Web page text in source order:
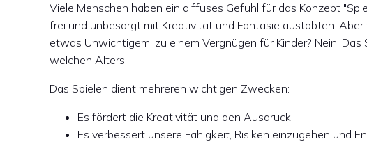
Viele Menschen haben ein diffuses Gefühl für das Konzept
frei und unbesorgt mit Kreativität und Fantasie austobten.
etwas Unwichtigem, zu einem Vergnügen für Kinder? Nein!
welchen Alters.
Das Spielen dient mehreren wichtigen Zwecken:
Es fördert die Kreativität und den Ausdruck.
Es verbessert unsere Fähigkeit, Risiken einzugehen und